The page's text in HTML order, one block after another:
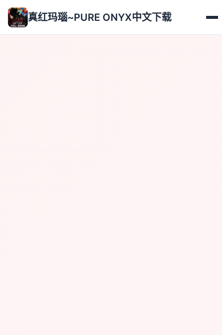
真红玛瑙~PURE ONYX中文下载